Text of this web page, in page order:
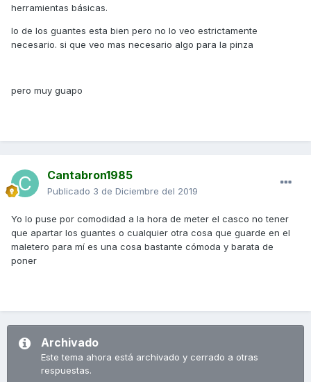
herramientas básicas.
lo de los guantes esta bien pero no lo veo estrictamente
necesario. si que veo mas necesario algo para la pinza
pero muy guapo
Cantabron1985
Publicado 3 de Diciembre del 2019
Yo lo puse por comodidad a la hora de meter el casco no tener
que apartar los guantes o cualquier otra cosa que guarde en el
maletero para mí es una cosa bastante cómoda y barata de
poner
Archivado
Este tema ahora está archivado y cerrado a otras
respuestas.